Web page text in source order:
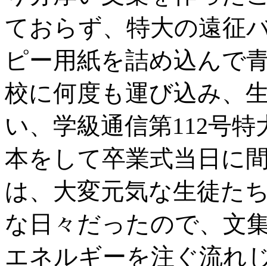
ておらず、特大の遠征
ピー用紙を詰め込んで
校に何度も運び込み、
い、学級通信第112号
本をして卒業式当日に
は、大変元気な生徒た
な日々だったので、文
エネルギーを注ぐ流れ